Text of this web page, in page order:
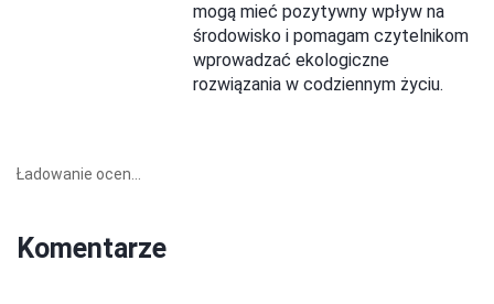
mogą mieć pozytywny wpływ na
środowisko i pomagam czytelnikom
wprowadzać ekologiczne
rozwiązania w codziennym życiu.
Ładowanie ocen...
Komentarze